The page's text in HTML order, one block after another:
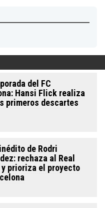
del FC
Hansi Flick realiza
primeros descartes
de Rodri
rechaza al Real
prioriza el proyecto